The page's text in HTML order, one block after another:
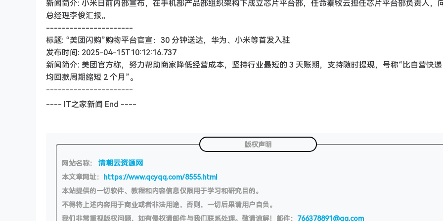
新闻简介: 小米日前内部宣布，在手机部产品部组织架构下成立芯片平台部，任命秦牧云担任芯片平台部负责人，
总经理李俊汇报。
----------------------
标题: “美团闪购”购物平台官宣：30 分钟送达，华为、小米等首发入驻
发布时间: 2025-04-15T10:12:16.737
新闻简介: 美团官方称，努力帮助商家降低经营成本，坚持行业最短的 3 天账期，支持随时提现，号称“比自营快
均回款周期缩短 2 个月”。
----------------------
---- IT之家新闻 End ----
版权声明
网站名称： 清朝云资源网
本文章网址： https://www.qcyqq.com/8555.html
本站提供的一切软件、教程和内容信息仅限用于学习和研究目的。
不得将上述内容用于商业或者非法用途，否则，一切后果请用户自负。
我们非常重视版权问题，如有侵权请邮件与我们联系处理。敬请谅解！邮件： 766378891@qq.com